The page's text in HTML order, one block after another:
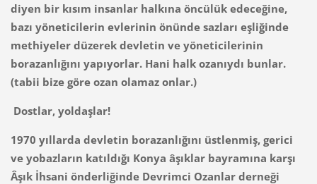
diyen bir kısım insanlar halkına öncülük edeceğine,
bazı yöneticilerin evlerinin önünde sazları eşliğinde
methiyeler düzerek devletin ve yöneticilerinin
borazanlığını yapıyorlar. Hani halk ozanıydı bunlar.
(tabii bize göre ozan olamaz onlar.)
Dostlar, yoldaşlar!
1970 yıllarda devletin borazanlığını üstlenmiş, gerici
ve yobazların katıldığı Konya âşıklar bayramına karşı
Âşık İhsani önderliğinde Devrimci Ozanlar derneği